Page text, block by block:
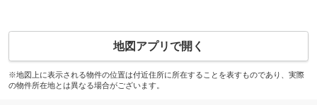
地図アプリで開く
※地図上に表示される物件の位置は付近住所に所在することを表すものであり、実際
の物件所在地とは異なる場合がございます。